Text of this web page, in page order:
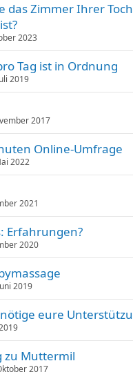
das Zimmer Ihrer
2023
Tag ist in Ordnung
2019
2017
Online-Umfrage
2022
2021
Erfahrungen?
2020
2019
eure
zu Muttermil
2017